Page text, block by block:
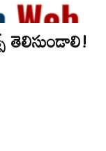
తెలిసుండాలి!